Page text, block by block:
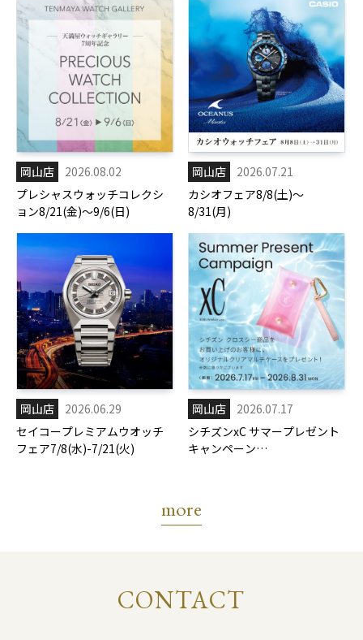
岡山店
2026.08.02
プレシャスウォッチコレクシ
ョン8/21(金)～9/6(日)
岡山店
2026.07.21
カシオフェア8/8(土)～
8/31(月)
岡山店
2026.06.29
セイコープレミアムウオッチ
フェア7/8(水)-7/21(火)
岡山店
2026.07.17
シチズンxC サマープレゼント
キャンペーン
more
CONTACT